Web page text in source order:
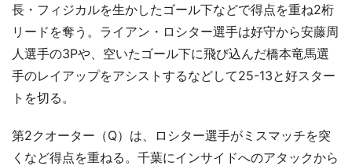
長・フィジカルを生かしたゴール下などで得点を重ね2桁
リードを奪う。ライアン・ロシター選手は好守から安藤周
人選手の3Pや、空いたゴール下に飛び込んだ橋本竜馬選
手のレイアップをアシストするなどして25-13と好スター
トを切る。
第2クオーター（Q）は、ロシター選手がミスマッチを突
くなど得点を重ねる。千葉にインサイドへのアタックから